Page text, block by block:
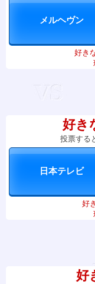
好き
好き
投票する
好
好